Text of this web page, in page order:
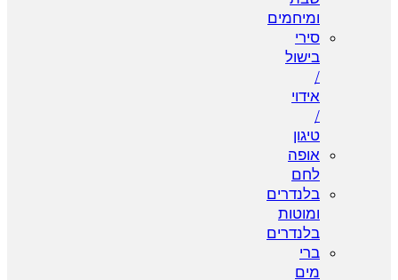
ומיחמים
סירי
בישול
אופה
בלנדרים
ומוטות
בלנדרים
ברי